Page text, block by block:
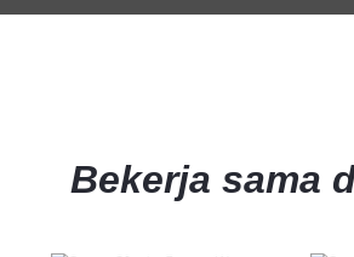
Bekerja sama